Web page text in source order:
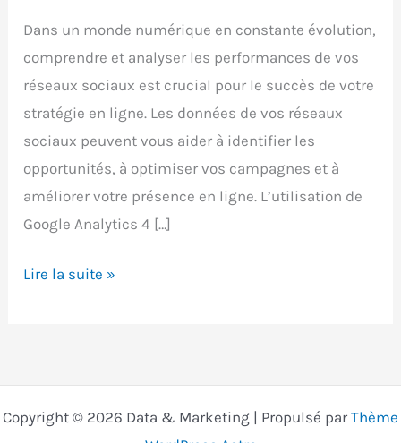
Dans un monde numérique en constante évolution,
comprendre et analyser les performances de vos
réseaux sociaux est crucial pour le succès de votre
stratégie en ligne. Les données de vos réseaux
sociaux peuvent vous aider à identifier les
opportunités, à optimiser vos campagnes et à
améliorer votre présence en ligne. L’utilisation de
Google Analytics 4 […]
Suivre
vos
réseaux
Lire la suite »
Copyright © 2026 Data & Marketing | Propulsé par Thème